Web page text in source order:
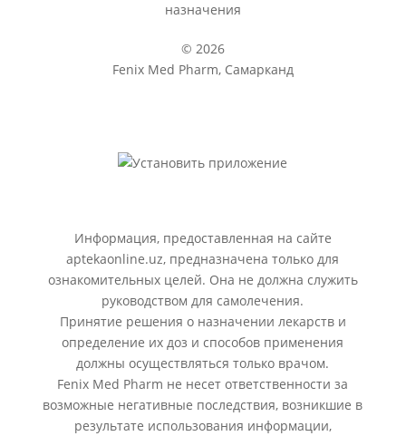
назначения
© 2026
Fenix Med Pharm, Самарканд
Информация, предоставленная на сайте
aptekaonline.uz, предназначена только для
ознакомительных целей. Она не должна служить
руководством для самолечения.
Принятие решения о назначении лекарств и
определение их доз и способов применения
должны осуществляться только врачом.
Fenix Med Pharm не несет ответственности за
возможные негативные последствия, возникшие в
результате использования информации,